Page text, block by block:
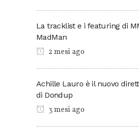
La tracklist e i featuring di
MadMan
2 mesi ago
Achille Lauro è il nuovo
di Dondup
3 mesi ago